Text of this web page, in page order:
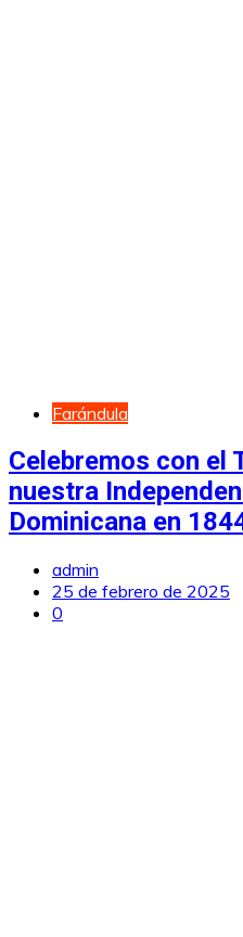
Farándula
Celebremos con el
nuestra
Dominicana en
admin
25 de febrero de 2025
0